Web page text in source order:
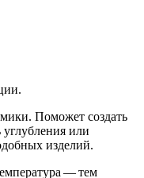
Поможет создать
или
изделий.
— тем